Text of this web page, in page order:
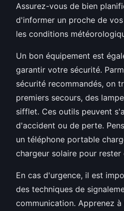
Assurez-vous de bien
d'informer un proche de
les conditions
Un bon équipement est
garantir votre sécurité.
sécurité recommandés, on
premiers secours, des
sifflet. Ces outils peuvent
d'accident ou de perte.
un téléphone portable
chargeur solaire pour rester
En cas d'urgence, il est
des techniques de
communication. Apprenez